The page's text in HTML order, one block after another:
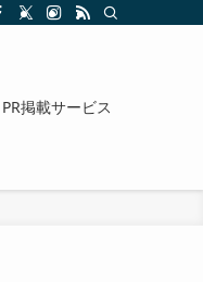
PR掲載サービス